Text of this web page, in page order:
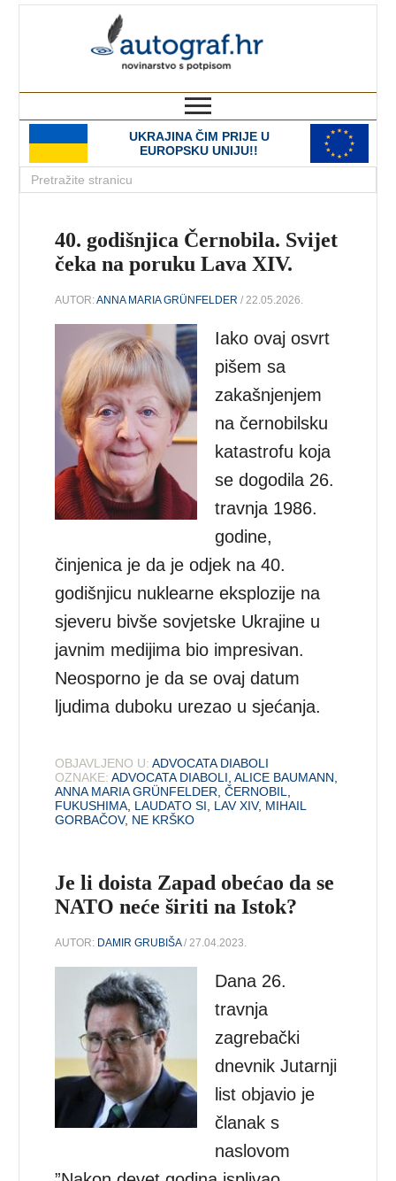
UKRAJINA ČIM PRIJE U
EUROPSKU UNIJU!!
40. godišnjica Černobila. Svijet
čeka na poruku Lava XIV.
AUTOR:ANNA MARIA GRÜNFELDER / 22.05.2026.
Iako ovaj osvrt
pišem sa
zakašnjenjem
na černobilsku
katastrofu koja
se dogodila 26.
travnja 1986.
godine,
činjenica je da je odjek na 40.
godišnjicu nuklearne eksplozije na
sjeveru bivše sovjetske Ukrajine u
javnim medijima bio impresivan.
Neosporno je da se ovaj datum
ljudima duboku urezao u sjećanja.
OBJAVLJENO U: ADVOCATA DIABOLI
OZNAKE: ADVOCATA DIABOLI ,ALICE BAUMANN
ANNA MARIA GRÜNFELDER ,ČERNOBIL
FUKUSHIMA LAUDATO SI LAV XIV, MIHAIL
GORBAČOV, NE KRŠKO
Je li doista Zapad obećao da se
NATO neće širiti na Istok?
AUTOR: DAMIR GRUBIŠA/ 27.04.2023.
Dana 26.
travnja
zagrebački
dnevnik Jutarnji
list objavio je
članak s
naslovom